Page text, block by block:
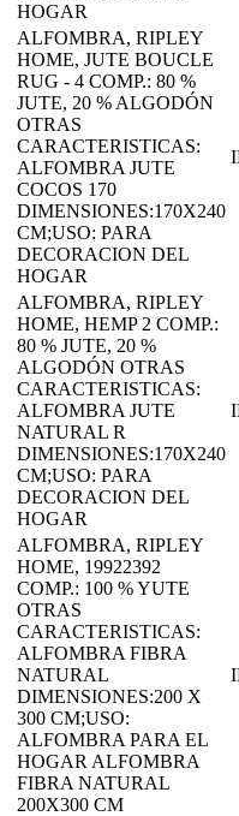
HOGAR
ALFOMBRA, RIPLEY
HOME, JUTE BOUCLE
RUG - 4 COMP.: 80 %
JUTE, 20 % ALGODÓN
OTRAS
CARACTERISTICAS:
ALFOMBRA JUTE
COCOS 170
DIMENSIONES:170X240
CM;USO: PARA
DECORACION DEL
HOGAR
ALFOMBRA, RIPLEY
HOME, HEMP 2 COMP.:
80 % JUTE, 20 %
ALGODÓN OTRAS
CARACTERISTICAS:
ALFOMBRA JUTE
NATURAL R
DIMENSIONES:170X240
CM;USO: PARA
DECORACION DEL
HOGAR
ALFOMBRA, RIPLEY
HOME, 19922392
COMP.: 100 % YUTE
OTRAS
CARACTERISTICAS:
ALFOMBRA FIBRA
NATURAL
DIMENSIONES:200 X
300 CM;USO:
ALFOMBRA PARA EL
HOGAR ALFOMBRA
FIBRA NATURAL
200X300 CM